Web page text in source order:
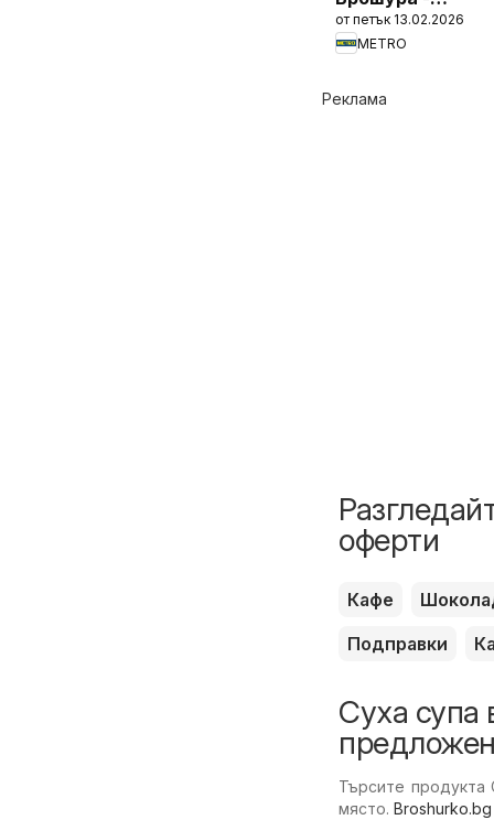
HoReCa решения
2026
от петък 13.02.2026
METRO
Реклама
оферти
Кафе
Подправки
Суха супа
Търсите продукта
място.Broshurko.bg